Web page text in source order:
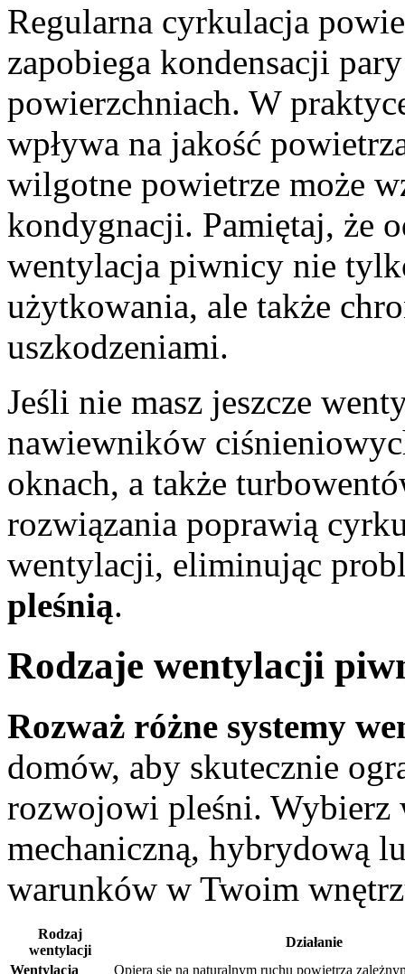
Regularna cyrkulacja
zapobiega kondensacji
powierzchniach. W
wpływa na jakość
wilgotne powietrze może
kondygnacji. Pamiętaj, że
wentylacja piwnicy nie
użytkowania, ale także
uszkodzeniami.
Jeśli nie masz jeszcze
nawiewników
oknach, a także
rozwiązania poprawią
wentylacji, eliminując
pleśnią.
Rodzaje wentylacji
Rozważ różne systemy
domów, aby skutecznie
rozwojowi pleśni. Wybierz
mechaniczną, hybrydową
warunków w Twoim
Rodzaj
wentylacji
Działanie
Wentylacja
Opiera się na naturalnym ruchu powietrza